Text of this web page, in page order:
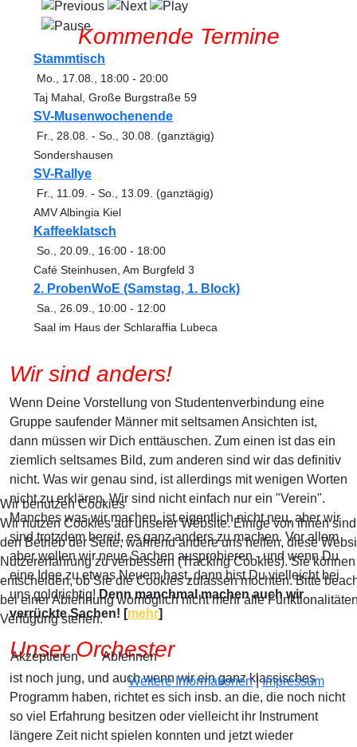
Kommende Termine
Stammtisch
Mo., 17.08. , 18:00 - 20:00
Taj Mahal, Große Burgstraße 59
SV-Musenwochenende
Fr., 28.08. - So., 30.08. (ganztägig)
Sondershausen
SV-Rallye
Fr., 11.09. - So., 13.09. (ganztägig)
AMV Albingia Kiel
Kaffeeklatsch
So., 20.09. , 16:00 - 18:00
Café Steinhusen, Am Burgfeld 3
2. ProbenWoE (Samstag, 1. Block)
Sa., 26.09. , 10:00 - 12:00
Saal im Haus der Schlaraffia Lubeca
Wir sind anders!
Wenn Deine Vorstellung von Studentenverbindung eine
Gruppe saufender Männer mit seltsamen Ansichten ist,
dann müssen wir Dich enttäuschen. Zum einen ist das ein
ziemlich seltsames Bild, zum anderen sind wir das definitiv
nicht. Was wir genau sind, ist allerdings mit wenigen Worten
nicht zu erklären. Wir sind nicht einfach nur ein "Verein".
Manches was wir machen, ist eigentlich nicht neu, aber wir
sind trotzdem bereit, es ganz anders zu machen. Vor allem
aber wollen wir neue Sachen ausprobieren - und wenn Du
eine Idee zu etwas Neuem hast, dann bist Du vielleicht bei
uns goldrichtig!Denn manchmal machen auch wir
verrückte Sachen! [mehr]
Unser Orchester
ist noch jung, und auch wenn wir ein ganz klassisches
Programm haben, richtet es sich insb. an die, die noch nicht
so viel Erfahrung besitzen oder vielleicht ihr Instrument
längere Zeit nicht spielen konnten und jetzt wieder
Wir benutzen Cookies
Wir nutzen Cookies auf unserer Website. Einige von ihnen
den Betrieb der Seite, während andere uns helfen, diese
Nutzererfahrung zu verbessern (Tracking Cookies). Sie
entscheiden, ob Sie die Cookies zulassen möchten. Bitte
bei einer Ablehnung womöglich nicht mehr alle
Verfügung stehen.
Akzeptieren
Ablehnen
Weitere Informationen|Impressum